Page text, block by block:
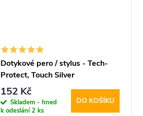
Dotykové pero / stylus - Tech-
Protect, Touch Silver
152 Kč
Skladem - hned
k odeslání2 ks
DO KOŠÍKU